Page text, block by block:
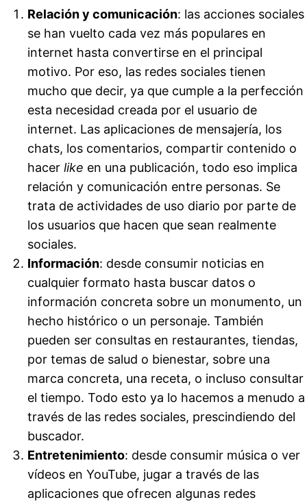
Relación y comunicación: las acciones sociales
se han vuelto cada vez más populares en
internet hasta convertirse en el principal
motivo. Por eso, las redes sociales tienen
mucho que decir, ya que cumple a la perfección
esta necesidad creada por el usuario de
internet. Las aplicaciones de mensajería, los
chats, los comentarios, compartir contenido o
hacer like en una publicación, todo eso implica
relación y comunicación entre personas. Se
trata de actividades de uso diario por parte de
los usuarios que hacen que sean realmente
sociales.
Información: desde consumir noticias en
cualquier formato hasta buscar datos o
información concreta sobre un monumento, un
hecho histórico o un personaje. También
pueden ser consultas en restaurantes, tiendas,
por temas de salud o bienestar, sobre una
marca concreta, una receta, o incluso consultar
el tiempo. Todo esto ya lo hacemos a menudo a
través de las redes sociales, prescindiendo del
buscador.
Entretenimiento: desde consumir música o ver
vídeos en YouTube, jugar a través de las
aplicaciones que ofrecen algunas redes